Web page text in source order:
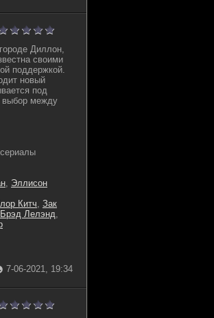
Диллон,
своими
поддержкой.
новый
под
выбор между
, Эллисон
Китч, Зак
Брэд Лелэнд,
7-06-2021, 19:34